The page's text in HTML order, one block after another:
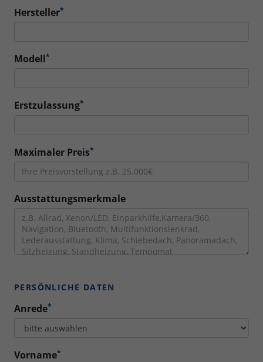
Hersteller*
Modell*
Erstzulassung*
Maximaler Preis*
Ausstattungsmerkmale
PERSÖNLICHE DATEN
Anrede*
Vorname*